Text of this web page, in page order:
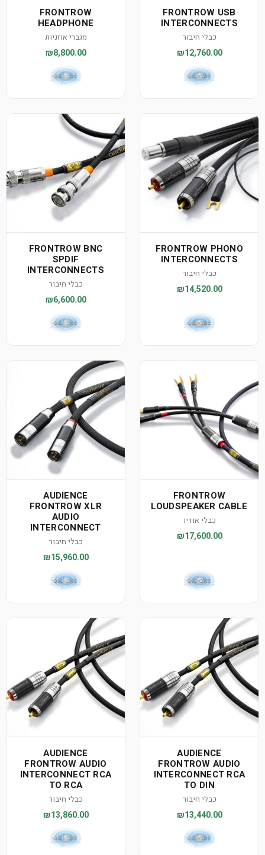
FRONTROW USB
INTERCONNECTS
כבלי חיבור
₪12,760.00
FRONTROW
HEADPHONE
מגברי אוזניות
₪8,800.00
FRONTROW PHONO
INTERCONNECTS
כבלי חיבור
₪14,520.00
FRONTROW BNC
SPDIF
INTERCONNECTS
כבלי חיבור
₪6,600.00
FRONTROW
LOUDSPEAKER CABLE
כבלי אודיו
₪17,600.00
AUDIENCE
FRONTROW XLR
AUDIO
INTERCONNECT
כבלי חיבור
₪15,960.00
AUDIENCE
FRONTROW AUDIO
INTERCONNECT RCA
TO DIN
כבלי חיבור
₪13,440.00
AUDIENCE
FRONTROW AUDIO
INTERCONNECT RCA
TO RCA
כבלי חיבור
₪13,860.00